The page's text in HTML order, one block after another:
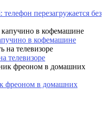
перезагружается без
в кофемашине
телевизоре
фреоном в домашних